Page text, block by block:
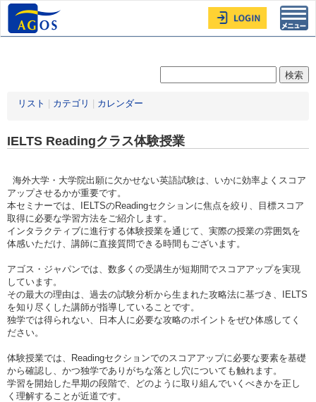
リスト カテゴリ カレンダー
IELTS Readingクラス体験授業
海外大学・大学院出願に欠かせない英語試験は、いかに効率よくスコア
アップさせるかが重要です。
本セミナーでは、IELTSのReadingセクションに焦点を絞り、目標スコア
取得に必要な学習方法をご紹介します。
インタラクティブに進行する体験授業を通じて、実際の授業の雰囲気を
体感いただけ、講師に直接質問できる時間もございます。
アゴス・ジャパンでは、数多くの受講生が短期間でスコアアップを実現
しています。
その最大の理由は、過去の試験分析から生まれた攻略法に基づき、IELTS
を知り尽くした講師が指導していることです。
独学では得られない、日本人に必要な攻略のポイントをぜひ体感してく
ださい。
体験授業では、Readingセクションでのスコアアップに必要な要素を基礎
から確認し、かつ独学でありがちな落とし穴についても触れます。
学習を開始した早期の段階で、どのように取り組んでいくべきかを正し
く理解することが近道です。